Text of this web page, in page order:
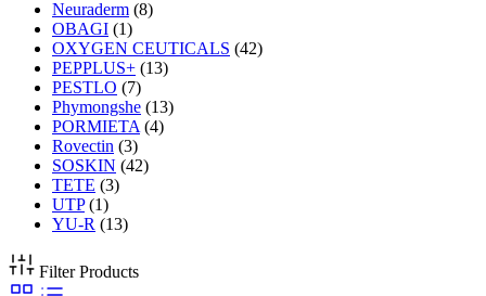
Neuraderm (8)
OBAGI (1)
OXYGEN CEUTICALS (42)
PEPPLUS+ (13)
PESTLO (7)
Phymongshe (13)
PORMIETA (4)
Rovectin (3)
SOSKIN (42)
TETE (3)
UTP (1)
YU-R (13)
Filter Products